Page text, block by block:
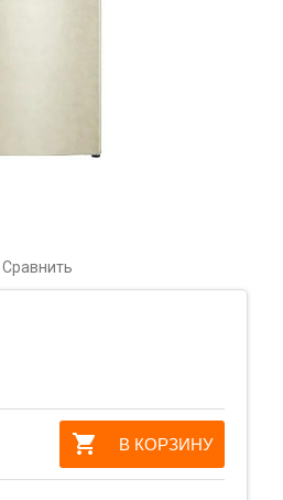
Сравнить
В КОРЗИНУ